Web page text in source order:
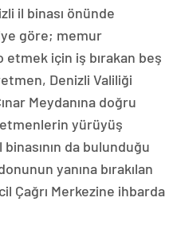
il binası önünde
göre; memur
etmek için iş bırakan beş
Denizli Valiliği
Meydanına doğru
yürüyüş
da bulunduğu
yanına bırakılan
Çağrı Merkezine ihbarda